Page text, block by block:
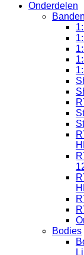
Onderdelen
Bodies